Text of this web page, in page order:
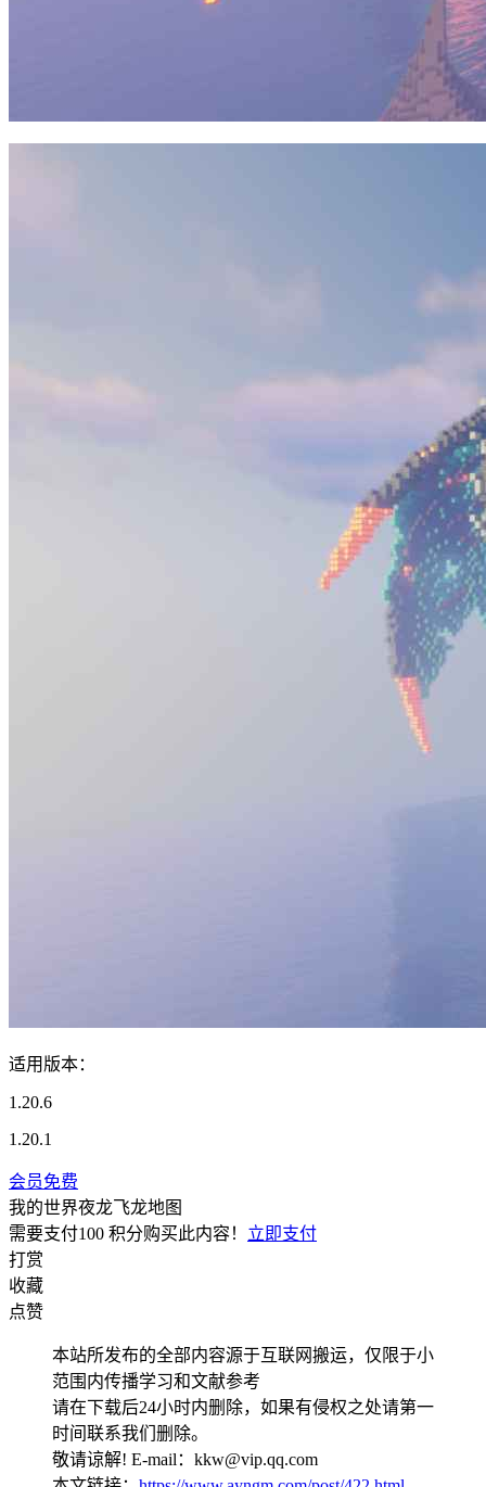
适用版本：
1.20.6
1.20.1
会员免费
我的世界夜龙飞龙地图
需要支付100 积分购买此内容！ 立即支付
打赏
收藏
点赞
本站所发布的全部内容源于互联网搬运，仅限于小
范围内传播学习和文献参考
请在下载后24小时内删除，如果有侵权之处请第一
时间联系我们删除。
敬请谅解! E-mail：kkw@vip.qq.com